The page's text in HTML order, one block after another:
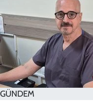
GÜNDEM
SPOR
TEKNOLOJİ
YAŞAM